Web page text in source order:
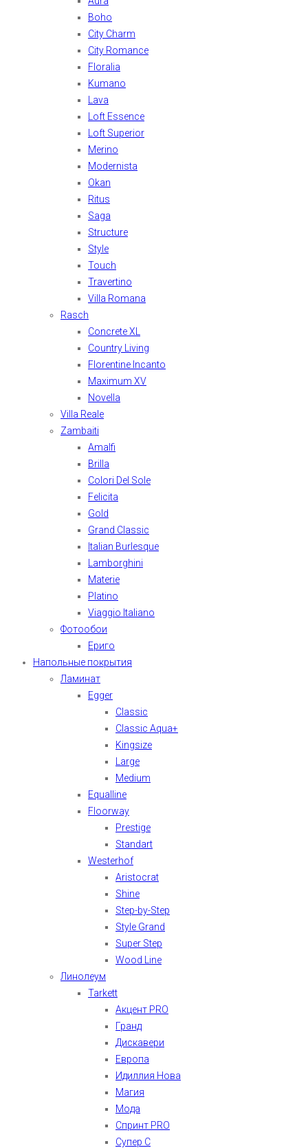
Boho
City Charm
City Romance
Floralia
Kumano
Lava
Loft Essence
Loft Superior
Merino
Modernista
Okan
Ritus
Saga
Structure
Style
Touch
Travertino
Villa Romana
Rasch
Concrete XL
Country Living
Florentine Incanto
Maximum XV
Novella
Villa Reale
Zambaiti
Amalfi
Brilla
Colori Del Sole
Felicita
Gold
Grand Classic
Italian Burlesque
Lamborghini
Materie
Platino
Viaggio Italiano
Фотообои
Ериго
Напольные покрытия
Ламинат
Egger
Classic
Classic Aqua+
Kingsize
Large
Medium
Equalline
Floorway
Prestige
Standart
Westerhof
Aristocrat
Shine
Step-by-Step
Style Grand
Super Step
Wood Line
Линолеум
Tarkett
Акцент PRO
Гранд
Дискавери
Европа
Идиллия Нова
Магия
Мода
Спринт PRO
Супер С